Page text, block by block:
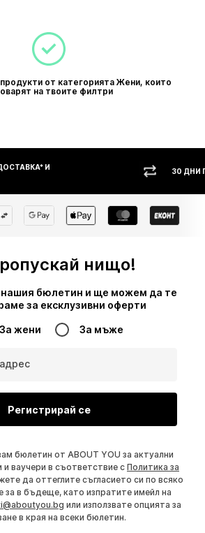
продукти от категорията Жени, които
на твоите филтри
И
30 ДНИ
нищо!
нашия бюлетин и ще можем да те
за ексклузивни оферти
За жени За мъже
Регистрирай се
бюлетин от ABOUT YOU за актуални
ваучери в съответствие с Политика за
да оттеглите съгласието си по всяко
за в бъдеще, като изпратите имейл на
или използвате опцията за
в края на всеки бюлетин.